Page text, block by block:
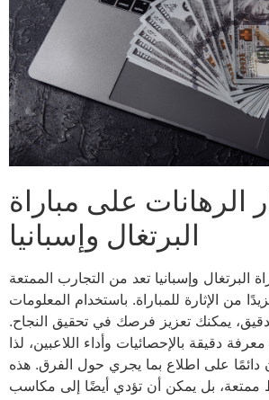
الرهانات على مباراة
البرتغال وإسبانيا
البرتغال وإسبانيا تعد من التجارب الممتعة
من الإثارة للمباراة. باستخدام المعلومات
يمكنك تعزيز فرصك في تحقيق النجاح.
دقيقة بالإحصائيات وأداء اللاعبين، لذا
على اطلاع بما يجري حول الفرق. هذه
بل يمكن أن تؤدي أيضًا إلى مكاسب